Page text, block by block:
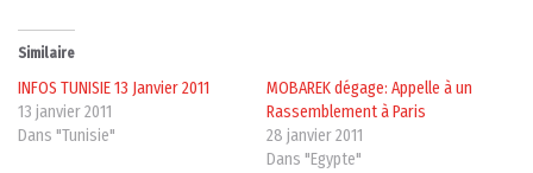
Similaire
INFOS TUNISIE 13 Janvier 2011
13 janvier 2011
Dans "Tunisie"
MOBAREK dégage: Appelle à un
Rassemblement à Paris
28 janvier 2011
Dans "Egypte"